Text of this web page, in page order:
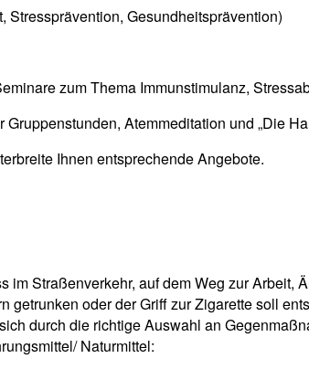
Stressprävention, Gesundheitsprävention)
zum Thema Immunstimulanz,
Atemmeditation und „Die
Ihnen entsprechende Angebote.
im Straßenverkehr, auf dem Weg zur
oder der Griff zur Zigarette soll
durch die richtige Auswahl an
Naturmittel: